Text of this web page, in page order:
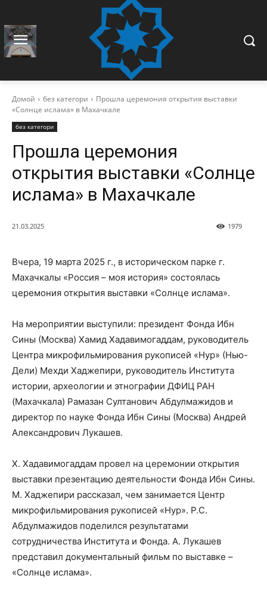
Домой без категори
Прошла церемония открытия выставки
«Солнце ислама» в Махачкале
без категори
Прошла церемония
открытия выставки «Солнце
ислама» в Махачкале
21.03.2025 1979
Вчера, 19 марта 2025 г., в историческом парке г.
Махачкалы «Россия – моя история» состоялась
церемония открытия выставки «Солнце ислама».
На мероприятии выступили: президент Фонда Ибн
Сины (Москва) Хамид Хадавимогаддам, руководитель
Центра микрофильмирования рукописей «Нур» (Нью-
Дели) Мехди Хаджепири, руководитель Института
истории, археологии и этнографии ДФИЦ РАН
(Махачкала) Рамазан Султанович Абдулмажидов и
директор по науке Фонда Ибн Сины (Москва) Андрей
Александрович Лукашев.
Х. Хадавимогаддам провел на церемонии открытия
выставки презентацию деятельности Фонда Ибн Сины.
М. Хаджепири рассказал, чем занимается Центр
микрофильмирования рукописей «Нур». Р.С.
Абдулмажидов поделился результатами
сотрудничества Института и Фонда. А. Лукашев
представил документальный фильм по выставке –
«Солнце ислама».